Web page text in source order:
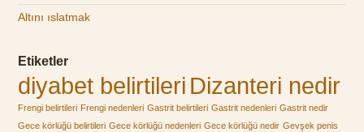
Altını ıslatmak
Etiketler
diyabet belirtileri Dizanteri nedir
Frengi belirtileri Frengi nedenleri Gastrit belirtileri Gastrit nedenleri Gastrit nedir
Gece körlüğü belirtileri Gece körlüğü nedenleri Gece körlüğü nedir Gevşek penis